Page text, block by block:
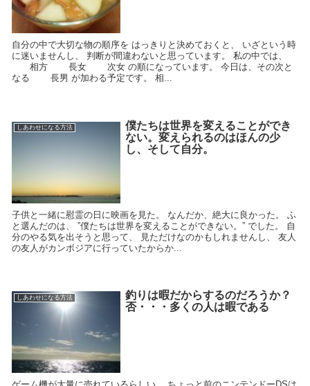
自分の中で大切な物の順序を はっきりと決めておくと、 いざという時
に迷いませんし、 判断が間違わないと思っています。 私の中では、
相方 長女 次女 の順になっています。 今日は、その次と
なる 長男 が加わる予定です。 相...
しあわせになる方法
僕たちは世界を変えることができ
ない。変えられるのはほんの少
し、そして自分。
子供と一緒に慰霊の日に映画を見た。 なんだか、絶大に良かった。 ふ
と選んだのは、 ”僕たちは世界を変えることができない。” でした。 自
分のやる気を出そうと思って、 見ただけなのかもしれませんし、 友人
の友人がカンボジアに行っていたからか...
しあわせになる方法
釣りは暇だからするのだろうか？
否・・・多くの人は暇である